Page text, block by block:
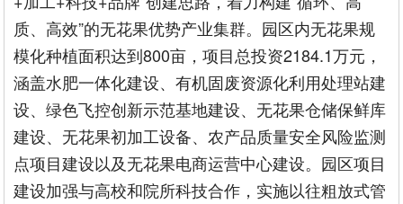
质、高效”的无花果优势产业集群。园区内无花果规
模化种植面积达到800亩，项目总投资2184.1万元，
涵盖水肥一体化建设、有机固废资源化利用处理站建
设、绿色飞控创新示范基地建设、无花果仓储保鲜库
建设、无花果初加工设备、农产品质量安全风险监测
点项目建设以及无花果电商运营中心建设。园区项目
建设加强与高校和院所科技合作，实施以往粗放式管